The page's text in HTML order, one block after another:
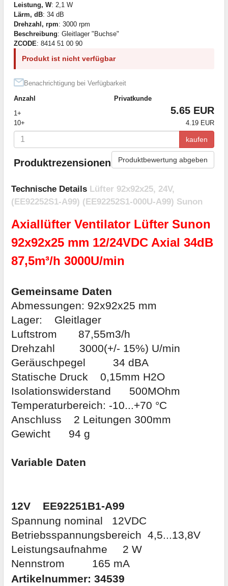
Leistung, W: 2,1 W
Lärm, dB: 34 dB
Drehzahl, rpm: 3000 rpm
Beschreibung: Gleitlager "Buchse"
ZCODE: 8414 51 00 90
Produkt ist nicht verfügbar
Benachrichtigung bei Verfügbarkeit
Anzahl
Privatkunde
1+
5.65 EUR
10+ 4.19 EUR
kaufen
Produktrezensionen Produktbewertung abgeben
Technische Details Lüfter 92x92x25, 24V,
(EE92252S1-A99) (EE92252S1-000U-A99) Sunon
Axiallüfter Ventilator Lüfter Sunon
92x92x25 mm 12/24VDC Axial 34dB
87,5m³/h 3000U/min
Gemeinsame Daten
Abmessungen: 92x92x25 mm
Lager: Gleitlager
Luftstrom 87,55m3/h
Drehzahl 3000(+/- 15%) U/min
Geräuschpegel 34 dBA
Statische Druck 0,15mm H2O
Isolationswiderstand 500MOhm
Temperaturbereich: -10...+70 °C
Anschluss 2 Leitungen 300mm
Gewicht 94 g
Variable Daten
12V EE92251B1-A99
Spannung nominal 12VDC
Betriebsspannungsbereich 4,5...13,8V
Leistungsaufnahme 2 W
Nennstrom 165 mA
Artikelnummer: 34539